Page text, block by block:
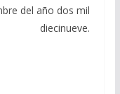
del año dos mil
diecinueve.